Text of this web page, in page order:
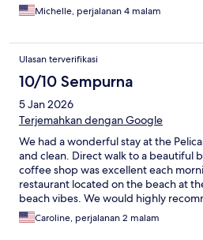
Michelle, perjalanan 4 malam
Ulasan terverifikasi
10/10 Sempurna
5 Jan 2026
Terjemahkan dengan Google
We had a wonderful stay at the
and clean. Direct walk to a beautiful
coffee shop was excellent each
restaurant located on the beach at
beach vibes. We would highly
stay on North Caicos!
Caroline, perjalanan 2 malam